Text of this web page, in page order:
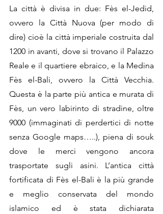
La città è divisa in due: Fès el-Jedid,
ovvero la Città Nuova (per modo di
dire) cioè la città imperiale costruita dal
1200 in avanti, dove si trovano il Palazzo
Reale e il quartiere ebraico, e la Medina
Fès el-Bali, ovvero la Città Vecchia.
Questa è la parte più antica e murata di
Fès, un vero labirinto di stradine, oltre
9000 (immaginati di perdertici di notte
senza Google maps…..), piena di souk
dove le merci vengono ancora
trasportate sugli asini. L’antica città
fortificata di Fès el-Bali è la più grande
e meglio conservata del mondo
islamico ed è stata dichiarata